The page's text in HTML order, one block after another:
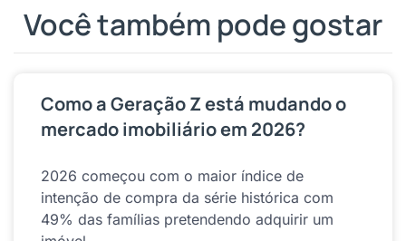
Você também pode gostar
Como a Geração Z está mudando o
mercado imobiliário em 2026?
2026 começou com o maior índice de
intenção de compra da série histórica com
49% das famílias pretendendo adquirir um